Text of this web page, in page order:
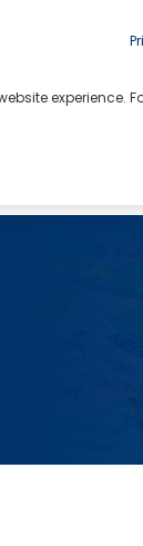
experience.